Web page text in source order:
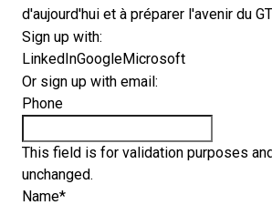
d'aujourd'hui et à préparer l'avenir du
Sign up with:
LinkedInGoogleMicrosoft
Or sign up with email:
Phone
This field is for validation purposes
unchanged.
Name*